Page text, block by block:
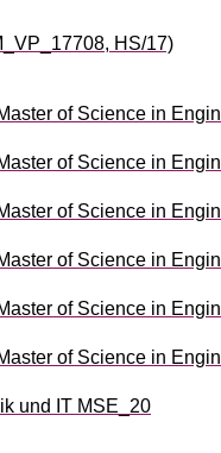
HS/17)
of Science in
of Science in
of Science in
of Science in
of Science in
of Science in
und IT MSE_20